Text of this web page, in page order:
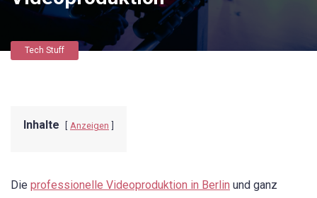
Tech Stuff
Inhalte Anzeigen
Die professionelle Videoproduktion in Berlin und ganz